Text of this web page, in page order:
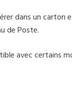
dans un carton
de Poste.
avec certains